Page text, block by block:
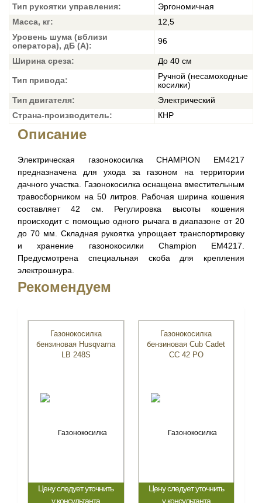
Тип рукоятки управления:
Эргономичная
Масса, кг:
12,5
Уровень шума (вблизи
оператора), дБ (А):
96
Ширина среза: До 40 см
Тип привода:
Ручной (несамоходные
косилки)
Тип двигателя:
Электрический
Страна-производитель:
КНР
Описание
Электрическая газонокосилка CHAMPION EM4217
предназначена для ухода за газоном на территории
дачного участка. Газонокосилка оснащена вместительным
травосборником на 50 литров. Рабочая ширина кошения
составляет 42 см. Регулировка высоты кошения
происходит с помощью одного рычага в диапазоне от 20
до 70 мм. Складная рукоятка упрощает транспортировку
и хранение газонокосилки Champion EM4217.
Предусмотрена специальная скоба для крепления
электрошнура.
Рекомендуем
Газонокосилка
бензиновая Husqvarna
LB 248S
Цену следует уточнить
у консультанта
Газонокосилка
бензиновая Cub Cadet
CC 42 PO
Цену следует уточнить
у консультанта